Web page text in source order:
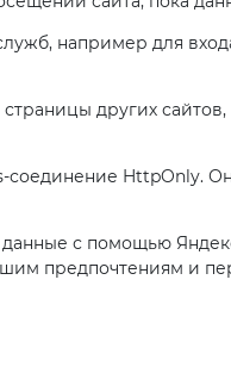
например для
других
HttpOnly.
с помощью
предпочтениям и